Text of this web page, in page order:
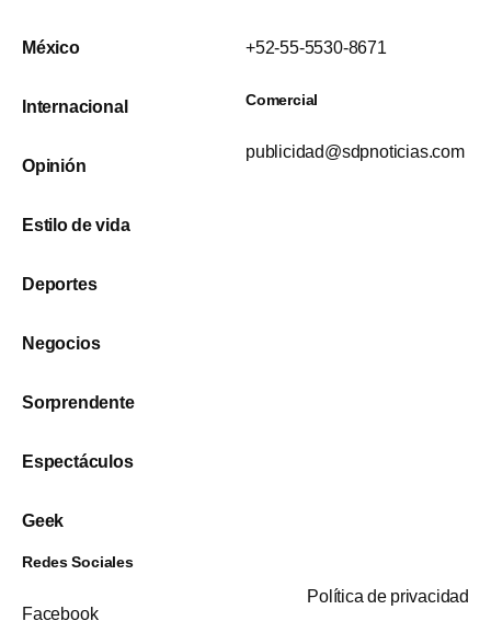
México
Internacional
Opinión
Estilo de vida
Deportes
Negocios
Sorprendente
Espectáculos
Geek
+52-55-5530-8671
Comercial
publicidad@sdpnoticias.com
Redes Sociales
Facebook
Política de privacidad